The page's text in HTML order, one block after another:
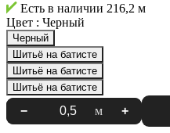
Есть в наличии 216,2 м
Цвет : Черный
Черный
Шитьё на батисте
Шитьё на батисте
Шитьё на батисте
− м +